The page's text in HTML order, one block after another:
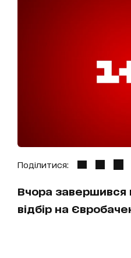
Поділитися:
Вчора завершився
відбір на